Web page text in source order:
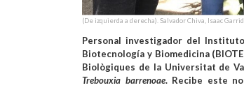
(De izquierda a derecha). Salvador Chiva, Isaac
Personal investigador del
Biotecnología y Biomedicina
Biològiques de la Universitat de
Trebouxia barrenoae. Recibe este